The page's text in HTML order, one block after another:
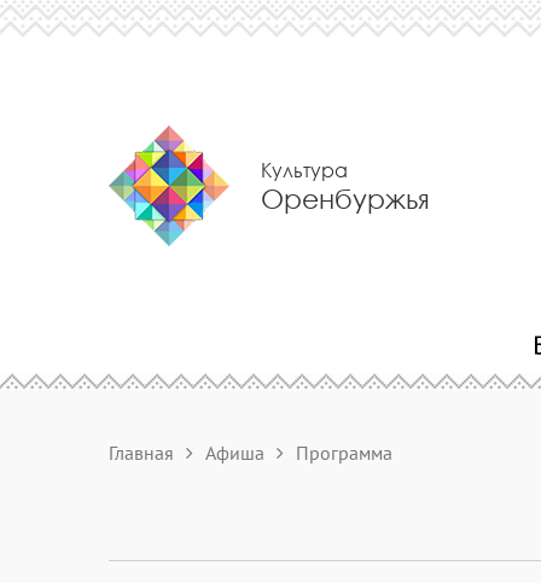
Культура
Оренбуржья
Главная Афиша Программа